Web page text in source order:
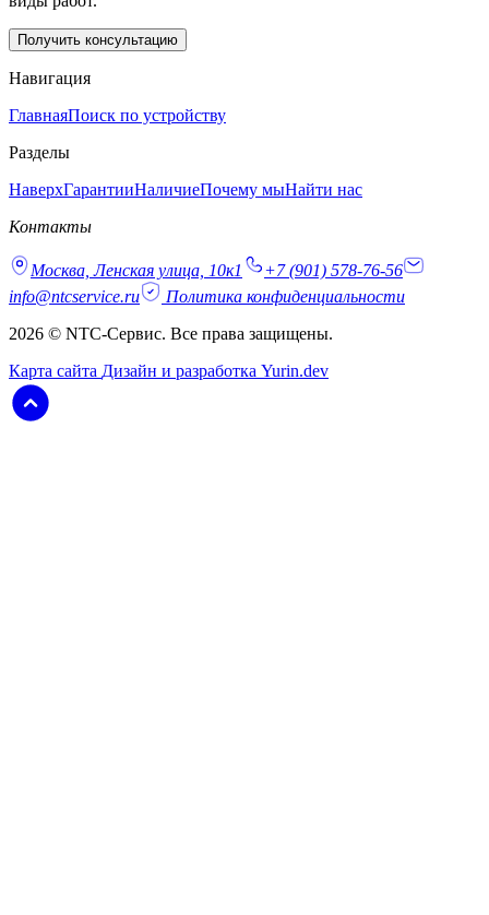
Получить консультацию
Навигация
ГлавнаяПоиск по устройству
Разделы
НаверхГарантииНаличиеПочему мыНайти нас
Контакты
Москва, Ленская улица, 10к1
+7 (901) 578-76-56
info@ntcservice.ru
Политика конфиденциальности
2026 © NTC-Сервис. Все права защищены.
Карта сайта Дизайн и разработка Yurin.dev